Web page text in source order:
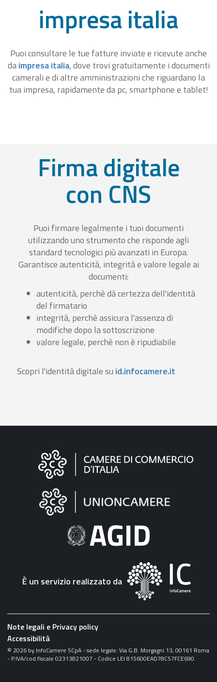
impresa italia
Puoi consultare le tue fatture inviate e ricevute anche
daimpresa italia, dove trovi gratuitamente i documenti
camerali e di altre amministrazioni che riguardano la
tua impresa, rapidamente da pc, smartphone e tablet!
Firma digitale
con CNS
Puoi firmare legalmente i tuoi documenti
utilizzando uno strumento che risponde agli
standard tecnologici più avanzati in Europa.
Garantisce autenticità, integrità e valore legale ai
documenti:
autenticità, perchè dà certezza dell'identità
del firmatario
integrità, perchè assicura l'assenza di
modifiche dopo la sottoscrizione
valore legale, perchè non è ripudiabile
Scopri l'identità digitale su id.infocamere.it
Informazioni
"Fattura
Elettronica"
È un servizio realizzato da
Note legali e Privacy policy
Accessibilità
© 2026 by InfoCamere SCpA - sede legale: Via G.B. Morgagni 13, 00161 Roma
- P.IVA/cod.fiscale 02313821007 - Codice LEI 815600EAD78C57FCE690